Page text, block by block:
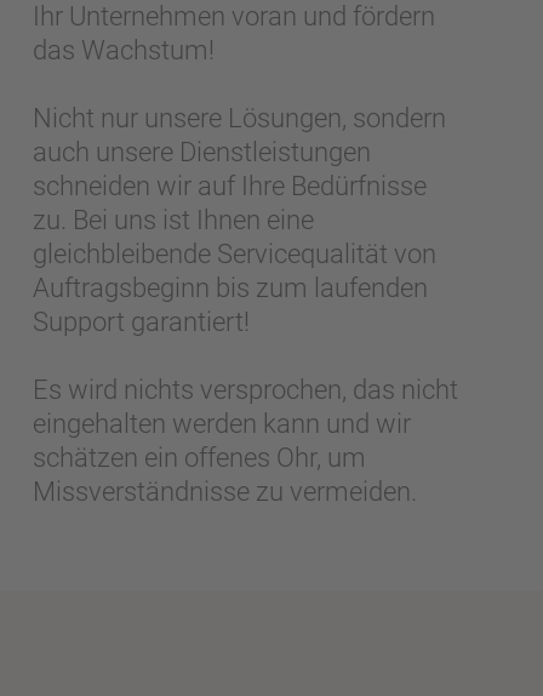
Ihr Unternehmen voran und fördern
das Wachstum!
Nicht nur unsere Lösungen, sondern
auch unsere Dienstleistungen
schneiden wir auf Ihre Bedürfnisse
zu. Bei uns ist Ihnen eine
gleichbleibende Servicequalität von
Auftragsbeginn bis zum laufenden
Support garantiert!
Es wird nichts versprochen, das nicht
eingehalten werden kann und wir
schätzen ein offenes Ohr, um
Missverständnisse zu vermeiden.